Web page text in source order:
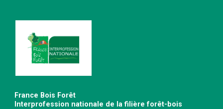
France Bois Forêt
Interprofession nationale de la filière forêt-bois